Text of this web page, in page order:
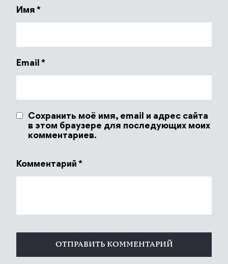
Имя *
Email *
Сохранить моё имя, email и адрес сайта
в этом браузере для последующих моих
комментариев.
Комментарий *